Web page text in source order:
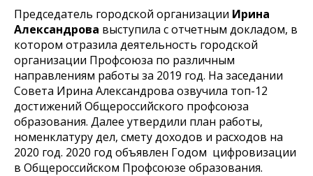
Председатель городской организации Ирина
Александрова выступила с отчетным докладом, в
котором отразила деятельность городской
организации Профсоюза по различным
направлениям работы за 2019 год. На заседании
Совета Ирина Александрова озвучила топ-12
достижений Общероссийского профсоюза
образования. Далее утвердили план работы,
номенклатуру дел, смету доходов и расходов на
2020 год. 2020 год объявлен Годом цифровизации
в Общероссийском Профсоюзе образования.